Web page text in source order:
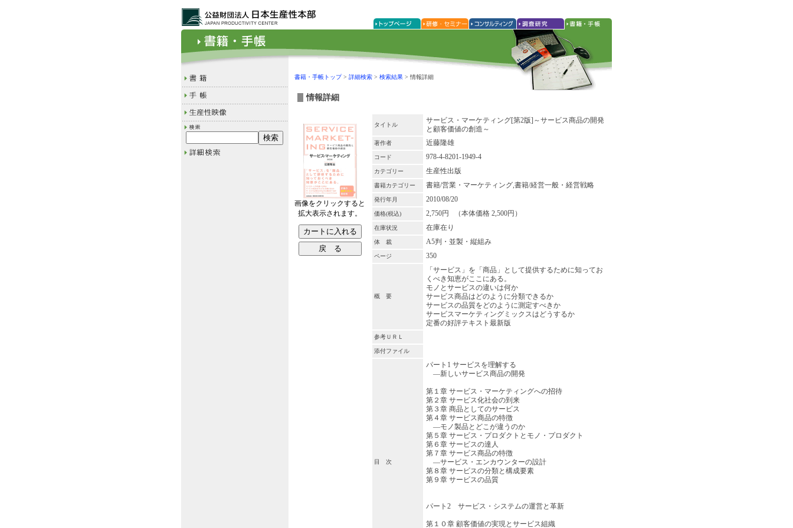
書籍・手帳トップ> 詳細検索 > 検索結果 > 情報詳細
情報詳細
画像をクリックすると
拡大表示されます。
タイトル
サービス・マーケティング[第2版]～サービス商品の開発
と顧客価値の創造～
著作者 近藤隆雄
コード 978-4-8201-1949-4
カテゴリー 生産性出版
書籍カテゴリー 書籍/営業・マーケティング,書籍/経営一般・経営戦略
発行年月 2010/08/20
価格(税込) 2,750円 （本体価格 2,500円）
在庫状況 在庫在り
体 裁 A5判・並製・縦組み
ページ 350
概 要
「サービス」を「商品」として提供するために知ってお
くべき知恵がここにある。
モノとサービスの違いは何か
サービス商品はどのように分類できるか
サービスの品質をどのように測定すべきか
サービスマーケティングミックスはどうするか
定番の好評テキスト最新版
参考ＵＲＬ
添付ファイル
目 次
パート1 サービスを理解する
―新しいサービス商品の開発
第１章 サービス・マーケティングへの招待
第２章 サービス化社会の到来
第３章 商品としてのサービス
第４章 サービス商品の特徴
―モノ製品とどこが違うのか
第５章 サービス・プロダクトとモノ・プロダクト
第６章 サービスの達人
第７章 サービス商品の特徴
―サービス・エンカウンターの設計
第８章 サービスの分類と構成要素
第９章 サービスの品質
パート2 サービス・システムの運営と革新
第１０章 顧客価値の実現とサービス組織